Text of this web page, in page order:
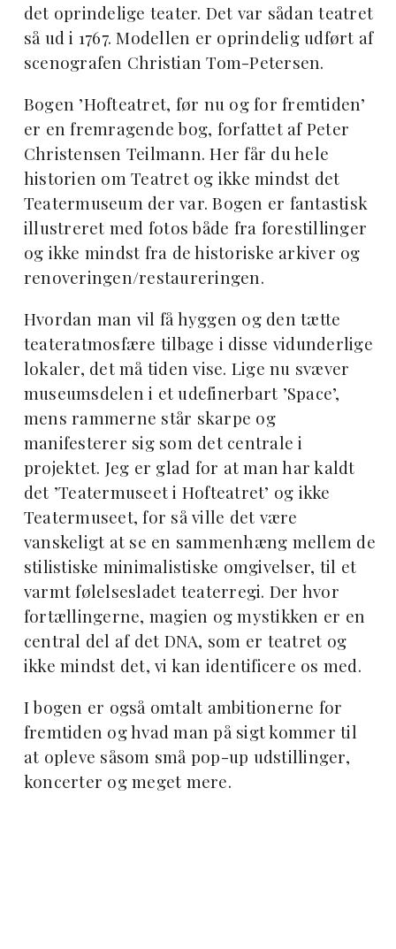
det oprindelige teater. Det var sådan teatret
så ud i 1767. Modellen er oprindelig udført af
scenografen Christian Tom-Petersen.
Bogen ’Hofteatret, før nu og for fremtiden’
er en fremragende bog, forfattet af Peter
Christensen Teilmann. Her får du hele
historien om Teatret og ikke mindst det
Teatermuseum der var. Bogen er fantastisk
illustreret med fotos både fra forestillinger
og ikke mindst fra de historiske arkiver og
renoveringen/restaureringen.
Hvordan man vil få hyggen og den tætte
teateratmosfære tilbage i disse vidunderlige
lokaler, det må tiden vise. Lige nu svæver
museumsdelen i et udefinerbart ’Space’,
mens rammerne står skarpe og
manifesterer sig som det centrale i
projektet. Jeg er glad for at man har kaldt
det ’Teatermuseet i Hofteatret’ og ikke
Teatermuseet, for så ville det være
vanskeligt at se en sammenhæng mellem de
stilistiske minimalistiske omgivelser, til et
varmt følelsesladet teaterregi. Der hvor
fortællingerne, magien og mystikken er en
central del af det DNA, som er teatret og
ikke mindst det, vi kan identificere os med.
I bogen er også omtalt ambitionerne for
fremtiden og hvad man på sigt kommer til
at opleve såsom små pop-up udstillinger,
koncerter og meget mere.